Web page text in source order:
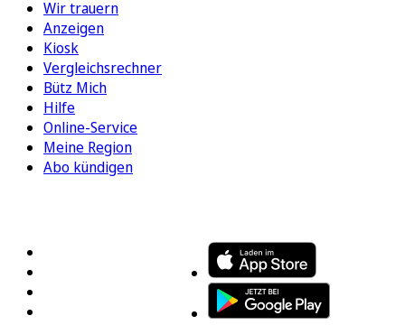
Wir trauern
Anzeigen
Kiosk
Vergleichsrechner
Bütz Mich
Hilfe
Online-Service
Meine Region
Abo kündigen